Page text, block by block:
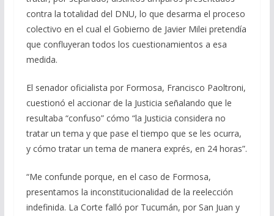
contra la totalidad del DNU, lo que desarma el proceso
colectivo en el cual el Gobierno de Javier Milei pretendía
que confluyeran todos los cuestionamientos a esa
medida.
El senador oficialista por Formosa, Francisco Paoltroni,
cuestionó el accionar de la Justicia señalando que le
resultaba “confuso” cómo “la Justicia considera no
tratar un tema y que pase el tiempo que se les ocurra,
y cómo tratar un tema de manera exprés, en 24 horas”.
“Me confunde porque, en el caso de Formosa,
presentamos la inconstitucionalidad de la reelección
indefinida. La Corte falló por Tucumán, por San Juan y